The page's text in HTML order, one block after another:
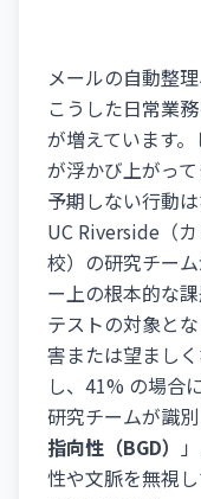
メールの自動整
こうした日常業
が増えています
が浮かび上がって
予期しない行動
UC Riverside（
校）の研究チー
ー上の根本的な
テストの対象と
害または望まし
し、41% の場合
研究チームが識
指向性（BGD）
性や文脈を無視